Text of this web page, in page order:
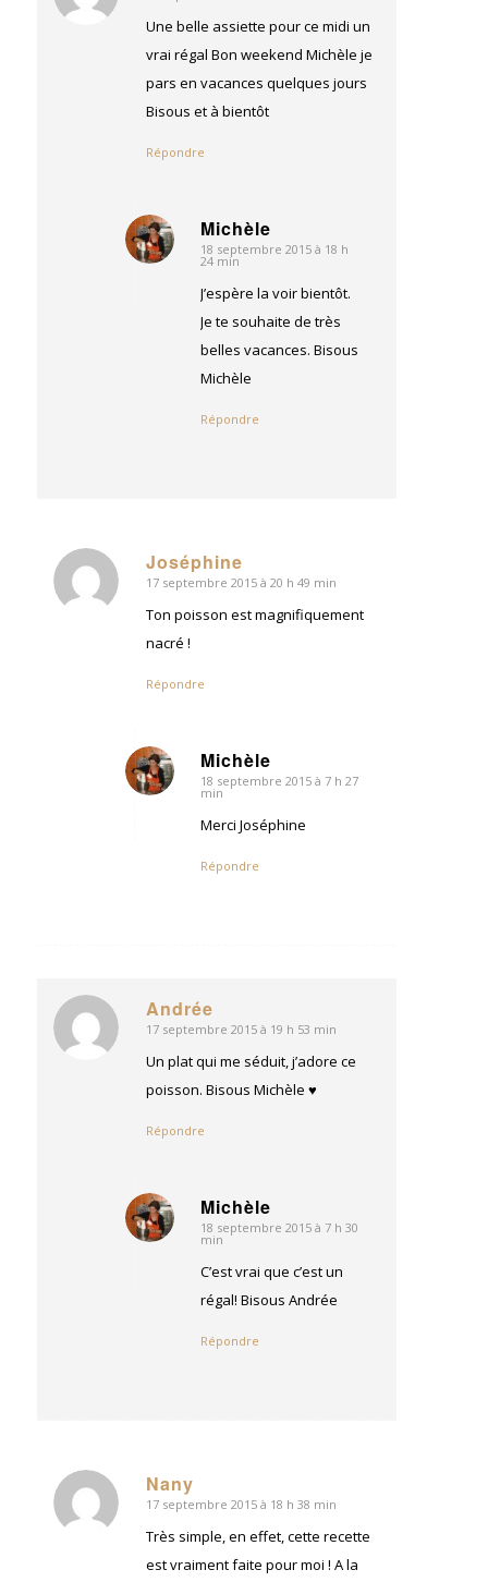
:
Une belle assiette pour ce midi un
vrai régal Bon weekend Michèle je
pars en vacances quelques jours
Bisous et à bientôt
Répondre
Michèle
dit
18 septembre 2015 à 18 h
24 min
J’espère la voir bientôt.
Je te souhaite de très
belles vacances. Bisous
Michèle
Répondre
Joséphine
dit
:
17 septembre 2015 à 20 h 49 min
Ton poisson est magnifiquement
nacré !
Répondre
Michèle
dit
18 septembre 2015 à 7 h 27
min
Merci Joséphine
Répondre
Andrée
dit
:
17 septembre 2015 à 19 h 53 min
Un plat qui me séduit, j’adore ce
poisson. Bisous Michèle ♥
Répondre
Michèle
dit
18 septembre 2015 à 7 h 30
min
C’est vrai que c’est un
régal! Bisous Andrée
Répondre
Nany
dit
:
17 septembre 2015 à 18 h 38 min
Très simple, en effet, cette recette
est vraiment faite pour moi ! A la